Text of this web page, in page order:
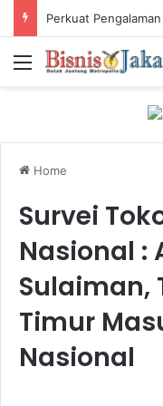
Menu
Home
Survei
Nasional :
Sulaiman,
Timur
Nasional